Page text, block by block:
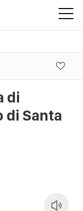
di
di Santa